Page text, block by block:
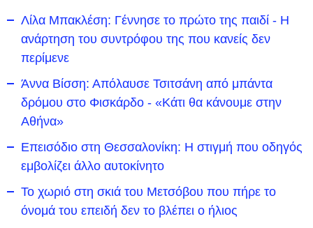
Λίλα Μπακλέση: Γέννησε το πρώτο της παιδί - Η
ανάρτηση του συντρόφου της που κανείς δεν
περίμενε
Άννα Βίσση: Απόλαυσε Τσιτσάνη από μπάντα
δρόμου στο Φισκάρδο - «Κάτι θα κάνουμε στην
Αθήνα»
Επεισόδιο στη Θεσσαλονίκη: Η στιγμή που οδηγός
εμβολίζει άλλο αυτοκίνητο
Το χωριό στη σκιά του Μετσόβου που πήρε το
όνομά του επειδή δεν το βλέπει ο ήλιος